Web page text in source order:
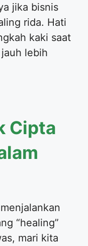
jika bisnis
rida. Hati
kaki saat
lebih
Cipta
“healing”
mari kita